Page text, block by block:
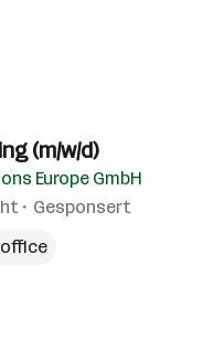
(m/w/d)
Europe GmbH
Gesponsert